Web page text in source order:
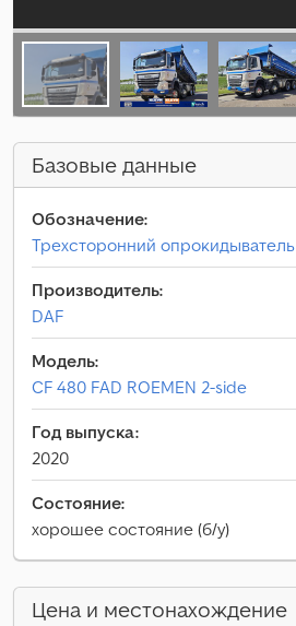
Базовые данные
Обозначение:
Трехсторонний опрокидыватель
Производитель:
DAF
Модель:
CF 480 FAD ROEMEN 2-side
Год выпуска:
2020
Состояние:
хорошее состояние (б/у)
Цена и местонахождение